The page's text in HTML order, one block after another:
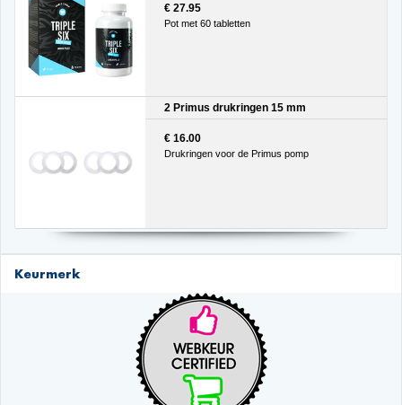
€ 27.95
Pot met 60 tabletten
2 Primus drukringen 15 mm
€ 16.00
Drukringen voor de Primus pomp
Keurmerk